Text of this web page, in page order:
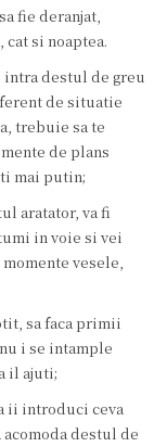
fie deranjat,
cat si noaptea.
destul de greu
de situatie
trebuie sa te
de plans
mai putin;
aratator, va fi
in voie si vei
vesele,
sa faca primii
i se intample
il ajuti;
ii introduci ceva
destul de